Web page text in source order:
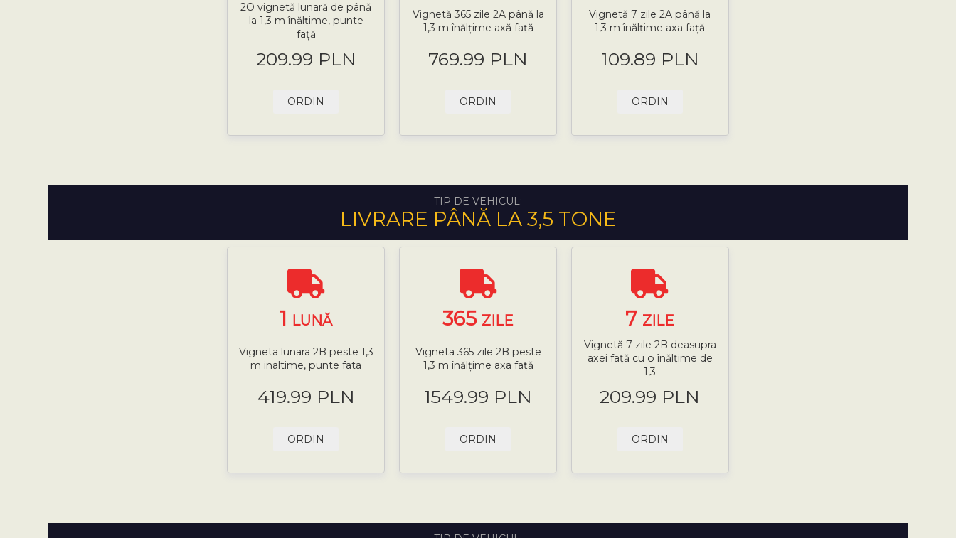
2O vignetă lunară de până
la 1,3 m înălțime, punte
față
209.99 PLN
ORDIN
Vignetă 365 zile 2A până la
1,3 m înălțime axă față
769.99 PLN
ORDIN
Vignetă 7 zile 2A până la
1,3 m înălțime axa față
109.89 PLN
ORDIN
TIP DE VEHICUL:
LIVRARE PÂNĂ LA 3,5 TONE
1 LUNĂ
Vigneta lunara 2B peste 1,3
m inaltime, punte fata
419.99 PLN
ORDIN
365 ZILE
Vigneta 365 zile 2B peste
1,3 m înălțime axa față
1549.99 PLN
ORDIN
7 ZILE
Vignetă 7 zile 2B deasupra
axei față cu o înălțime de
1,3
209.99 PLN
ORDIN